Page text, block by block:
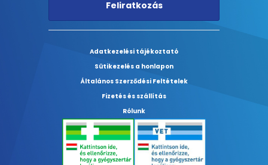
Feliratkozás
Adatkezelési tájékoztató
Sütikezelés a honlapon
Általános Szerződési Feltételek
Fizetés és szállítás
Rólunk